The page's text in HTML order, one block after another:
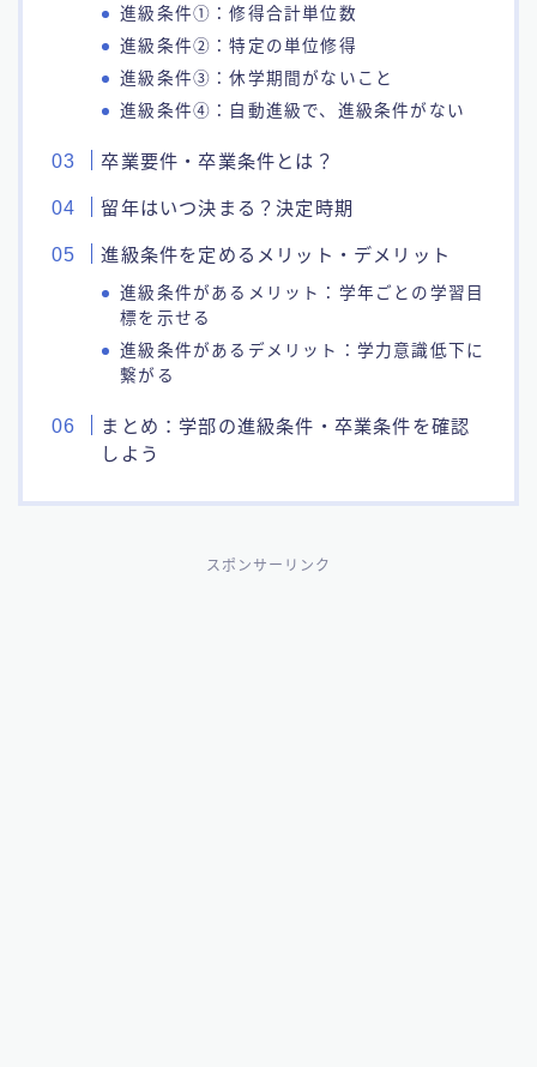
進級条件①：修得合計単位数
進級条件②：特定の単位修得
進級条件③：休学期間がないこと
進級条件④：自動進級で、進級条件がない
卒業要件・卒業条件とは？
留年はいつ決まる？決定時期
進級条件を定めるメリット・デメリット
進級条件があるメリット：学年ごとの学習目
標を示せる
進級条件があるデメリット：学力意識低下に
繋がる
まとめ：学部の進級条件・卒業条件を確認
しよう
スポンサーリンク